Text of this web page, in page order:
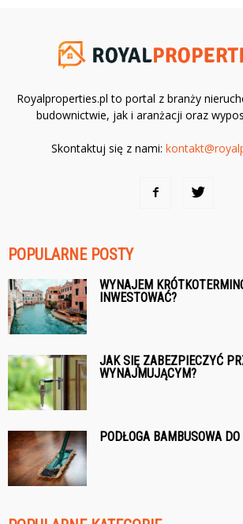
Royalproperties.pl to portal z branży
budownictwie, jak i aranżacji oraz
Skontaktuj się z nami:
POPULARNE POSTY
WYNAJEM
INWESTOWAĆ?
JAK SIĘ ZABEZPIECZYĆ
WYNAJMUJĄCYM?
PODŁOGA BAMBUSOWA